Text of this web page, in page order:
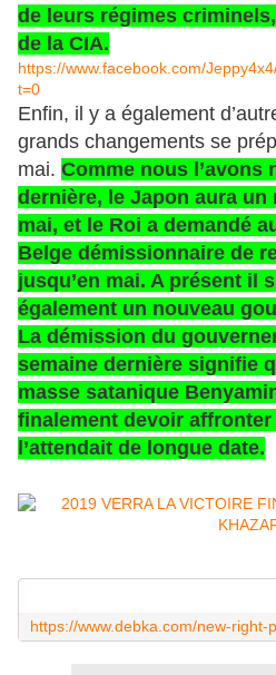
de leurs régimes
de la CIA.
https://www.facebook.com/
t=0
Enfin, il y a également
grands changements se
mai. Comme nous l’avons
dernière, le Japon aura un
mai, et le Roi a demandé
Belge démissionnaire de
jusqu’en mai. A présent il
également un nouveau
La démission du
semaine dernière signifie
masse satanique
finalement devoir
l’attendait de longue date.